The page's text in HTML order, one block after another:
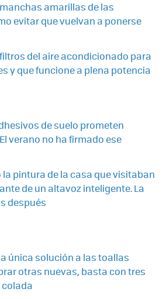
amarillas de las
evitar que vuelvan a ponerse
del aire acondicionado para
y que funcione a plena potencia
de suelo prometen
verano no ha firmado ese
pintura de la casa que visitaban
de un altavoz inteligente. La
después
única solución a las toallas
otras nuevas, basta con tres